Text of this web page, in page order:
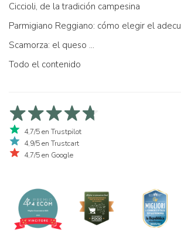
Ciccioli, de la tradición campesina
Parmigiano Reggiano: cómo elegir el
Scamorza: el queso ...
Todo el contenido
4,7/5 en Trustpilot
4,9/5 en Trustcart
4,7/5 en Google